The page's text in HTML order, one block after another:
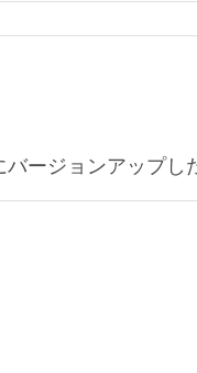
ージョンアップし